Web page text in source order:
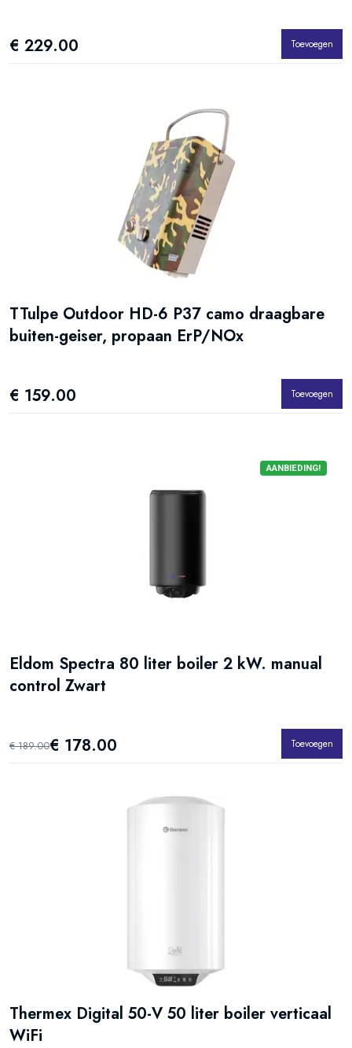
€ 229.00 Toevoegen
TTulpe Outdoor HD-6 P37 camo draagbare
buiten-geiser, propaan ErP/NOx
€ 159.00 Toevoegen
AANBIEDING!
Eldom Spectra 80 liter boiler 2 kW. manual
control Zwart
€ 189.00€ 178.00 Toevoegen
Thermex Digital 50-V 50 liter boiler verticaal
WiFi